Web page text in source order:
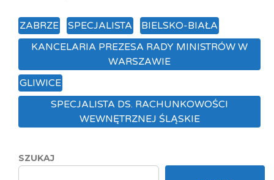
ZABRZE SPECJALISTA
BIELSKO-BIAŁA
KANCELARIA PREZESA RADY MINISTRÓW W
WARSZAWIE
GLIWICE
SPECJALISTA DS. RACHUNKOWOŚCI
WEWNĘTRZNEJ ŚLĄSKIE
SZUKAJ